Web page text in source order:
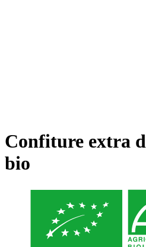
Confiture extra
bio